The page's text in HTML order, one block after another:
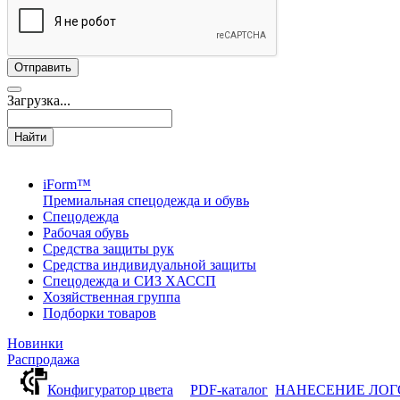
Загрузка...
Найти
iForm™
Премиальная спецодежда и обувь
Спецодежда
Рабочая обувь
Средства защиты рук
Средства индивидуальной защиты
Спецодежда и СИЗ ХАССП
Хозяйственная группа
Подборки товаров
Новинки
Распродажа
Конфигуратор цвета
PDF-каталог НАНЕСЕНИЕ